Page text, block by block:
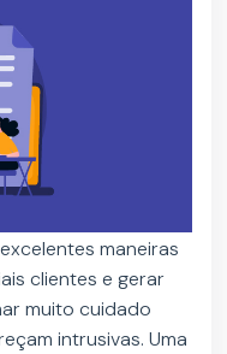
maneiras
clientes e gerar
muito cuidado
intrusivas. Uma